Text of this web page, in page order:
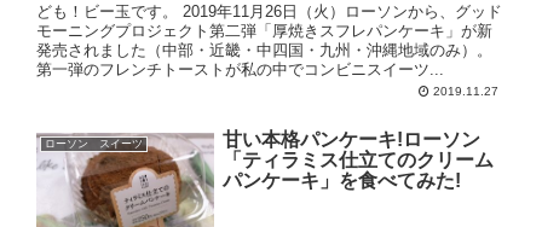
ども！ビー玉です。 2019年11月26日（火）ローソンから、グッド
モーニングプロジェクト第二弾「厚焼きスフレパンケーキ」が新
発売されました（中部・近畿・中四国・九州・沖縄地域のみ）。
第一弾のフレンチトーストが私の中でコンビニスイーツ...
2019.11.27
ローソン スイーツ
甘い本格パンケーキ!ローソン
「ティラミス仕立てのクリーム
パンケーキ」を食べてみた!